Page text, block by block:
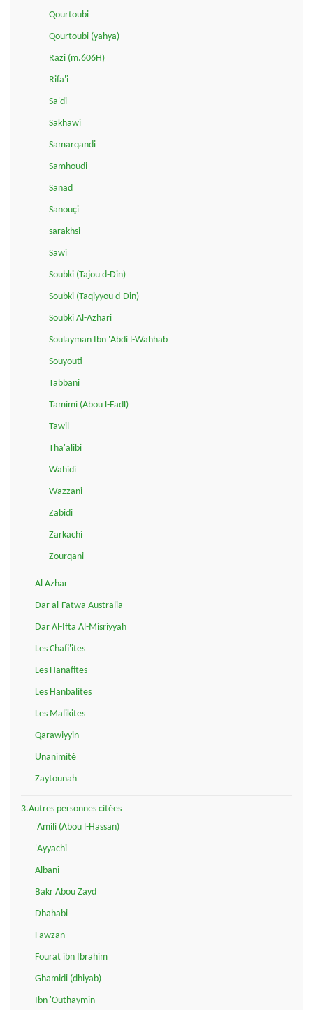
Qourtoubi
Qourtoubi (yahya)
Razi (m.606H)
Rifa'i
Sa'di
Sakhawi
Samarqandi
Samhoudi
Sanad
Sanouçi
sarakhsi
Sawi
Soubki (Tajou d-Din)
Soubki (Taqiyyou d-Din)
Soubki Al-Azhari
Soulayman Ibn 'Abdi l-Wahhab
Souyouti
Tabbani
Tamimi (Abou l-Fadl)
Tawil
Tha'alibi
Wahidi
Wazzani
Zabidi
Zarkachi
Zourqani
Al Azhar
Dar al-Fatwa Australia
Dar Al-Ifta Al-Misriyyah
Les Chafi'ites
Les Hanafites
Les Hanbalites
Les Malikites
Qarawiyyin
Unanimité
Zaytounah
3.Autres personnes citées
'Amili (Abou l-Hassan)
'Ayyachi
Albani
Bakr Abou Zayd
Dhahabi
Fawzan
Fourat ibn Ibrahim
Ghamidi (dhiyab)
Ibn 'Outhaymin